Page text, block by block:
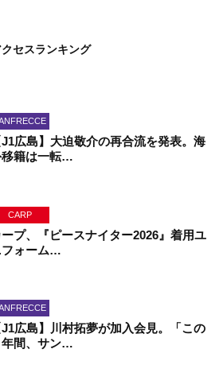
クセスランキング
J1広島】大迫敬介の再合流を発表。海
移籍は一転…
CARP
ープ、『ピースナイター2026』着用ユ
フォーム…
J1広島】川村拓夢が加入会見。「この
年間、サン…